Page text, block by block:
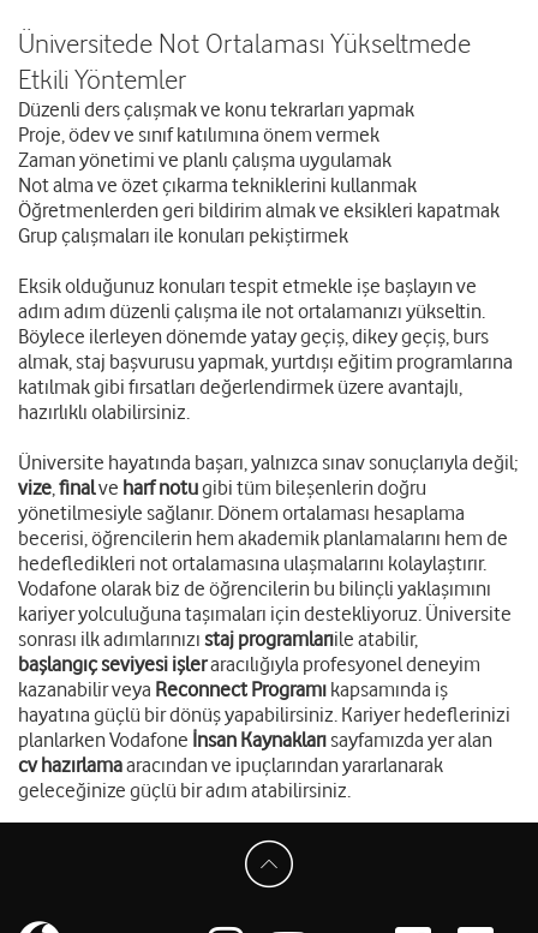
Üniversitede Not Ortalaması Yükseltmede
Etkili Yöntemler
Düzenli ders çalışmak ve konu tekrarları yapmak
Proje, ödev ve sınıf katılımına önem vermek
Zaman yönetimi ve planlı çalışma uygulamak
Not alma ve özet çıkarma tekniklerini kullanmak
Öğretmenlerden geri bildirim almak ve eksikleri kapatmak
Grup çalışmaları ile konuları pekiştirmek
Eksik olduğunuz konuları tespit etmekle işe başlayın ve
adım adım düzenli çalışma ile not ortalamanızı yükseltin.
Böylece ilerleyen dönemde yatay geçiş, dikey geçiş, burs
almak, staj başvurusu yapmak, yurtdışı eğitim programlarına
katılmak gibi fırsatları değerlendirmek üzere avantajlı,
hazırlıklı olabilirsiniz.
Üniversite hayatında başarı, yalnızca sınav sonuçlarıyla değil;
vize,finalve harf notugibi tüm bileşenlerin doğru
yönetilmesiyle sağlanır. Dönem ortalaması hesaplama
becerisi, öğrencilerin hem akademik planlamalarını hem de
hedefledikleri not ortalamasına ulaşmalarını kolaylaştırır.
Vodafone olarak biz de öğrencilerin bu bilinçli yaklaşımını
kariyer yolculuğuna taşımaları için destekliyoruz. Üniversite
sonrası ilk adımlarınızı staj programlarıile atabilir,
başlangıç seviyesi işleraracılığıyla profesyonel deneyim
kazanabilir veya Reconnect Programı kapsamında iş
hayatına güçlü bir dönüş yapabilirsiniz. Kariyer hedeflerinizi
planlarken Vodafone İnsan Kaynakları sayfamızda yer alan
cv hazırlamaaracından ve ipuçlarından yararlanarak
geleceğinize güçlü bir adım atabilirsiniz.